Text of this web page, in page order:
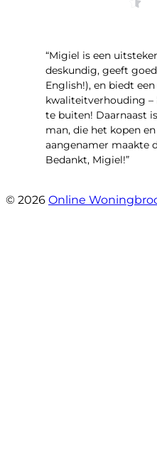
“Migiel is een
deskundig, geeft
English!), en biedt
kwaliteitverhouding
te buiten! Daarnaast
man, die het kopen
aangenamer maakte
Bedankt, Migiel!”
© 2026 Online